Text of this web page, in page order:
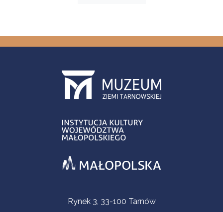
Informacje kontaktoweRynek 3, 33-100 Tarnów